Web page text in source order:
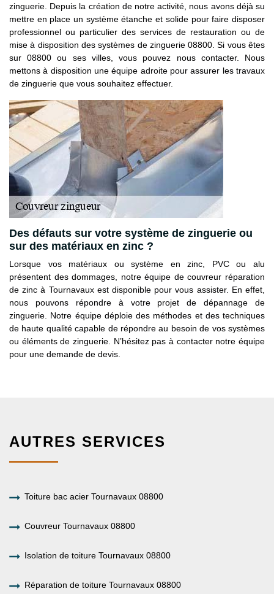
zinguerie. Depuis la création de notre activité, nous avons déjà su
mettre en place un système étanche et solide pour faire disposer
professionnel ou particulier des services de restauration ou de
mise à disposition des systèmes de zinguerie 08800. Si vous êtes
sur 08800 ou ses villes, vous pouvez nous contacter. Nous
mettons à disposition une équipe adroite pour assurer les travaux
de zinguerie que vous souhaitez effectuer.
Des défauts sur votre système de zinguerie ou
sur des matériaux en zinc ?
Lorsque vos matériaux ou système en zinc, PVC ou alu
présentent des dommages, notre équipe de couvreur réparation
de zinc à Tournavaux est disponible pour vous assister. En effet,
nous pouvons répondre à votre projet de dépannage de
zinguerie. Notre équipe déploie des méthodes et des techniques
de haute qualité capable de répondre au besoin de vos systèmes
ou éléments de zinguerie. N’hésitez pas à contacter notre équipe
pour une demande de devis.
AUTRES SERVICES
Toiture bac acier Tournavaux 08800
Couvreur Tournavaux 08800
Isolation de toiture Tournavaux 08800
Réparation de toiture Tournavaux 08800